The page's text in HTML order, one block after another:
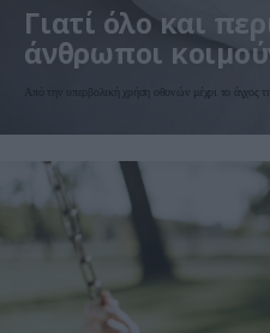
Γιατί όλο και
άνθρωποι
Από την υπερβολική χρήση οθονών μέχρι το άγχος